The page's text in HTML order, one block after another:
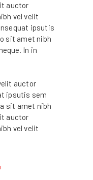
auctor
vel velit
ipsutis
sit amet nibh
In in
auctor
ipsutis sem
sit amet nibh
auctor
vel velit